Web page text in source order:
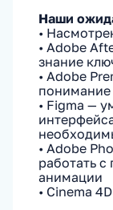
Наши
•
• Adobe
знание
• Adobe
понимание
• Figma —
• Adobe
работать
анимации
• Cinema